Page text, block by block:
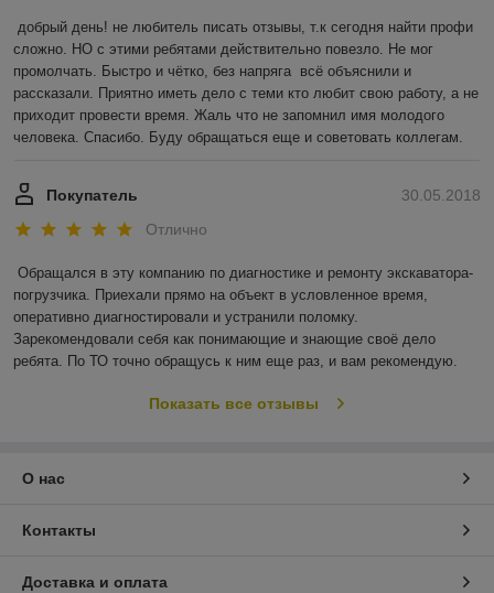
добрый день! не любитель писать отзывы, т.к сегодня найти профи
сложно. НО с этими ребятами действительно повезло. Не мог
промолчать. Быстро и чётко, без напряга  всё объяснили и
рассказали. Приятно иметь дело с теми кто любит свою работу, а не
приходит провести время. Жаль что не запомнил имя молодого
человека. Спасибо. Буду обращаться еще и советовать коллегам.
30.05.2018
Покупатель
Отлично
Обращался в эту компанию по диагностике и ремонту экскаватора-
погрузчика. Приехали прямо на объект в условленное время,
оперативно диагностировали и устранили поломку.
Зарекомендовали себя как понимающие и знающие своё дело
ребята. По ТО точно обращусь к ним еще раз, и вам рекомендую.
Показать все отзывы
О нас
Контакты
Доставка и оплата